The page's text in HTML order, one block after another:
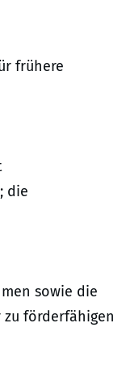
frühere
die
sowie die
zu förderfähigen